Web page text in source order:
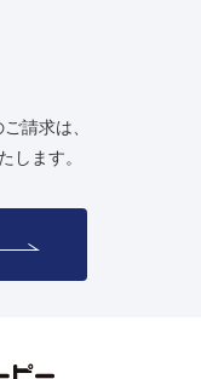
請求は、
ます。